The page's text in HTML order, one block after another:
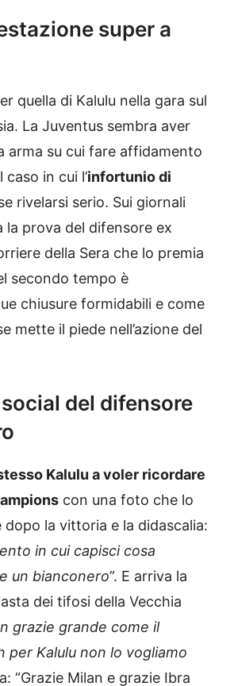
super a
quella di Kalulu nella gara sul
La Juventus sembra aver
arma su cui fare affidamento
in cui l’infortunio di
rivelarsi serio. Sui giornali
la prova del difensore ex
della Sera che lo premia
secondo tempo è
chiusure formidabili e come
mette il piede nell’azione del
del difensore
Kalulu a voler ricordare
con una foto che lo
dopo la vittoria e la didascalia:
in cui capisci cosa
un bianconero”. E arriva la
dei tifosi della Vecchia
grazie grande come il
per Kalulu non lo vogliamo
“Grazie Milan e grazie Ibra